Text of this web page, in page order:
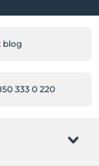
blog
333 0 220